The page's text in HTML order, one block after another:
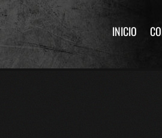
INICIO